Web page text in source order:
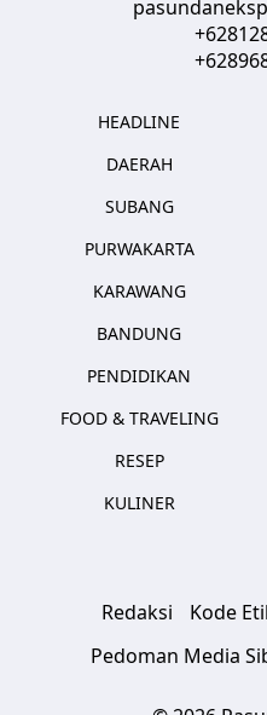
HEADLINE
DAERAH
SUBANG
PURWAKARTA
KARAWANG
BANDUNG
PENDIDIKAN
FOOD & TRAVELING
RESEP
KULINER
Redaksi Kode
Pedoman Media